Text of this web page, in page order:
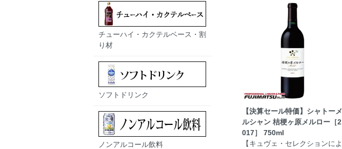
【決算セール特価】シャトーメ
ルシャン 桔梗ヶ原メルロー［2
017］ 750ml
【キュヴェ・セレクションによ
チューハイ・カクテルベース・割
り材
ソフトドリンク
ノンアルコール飲料